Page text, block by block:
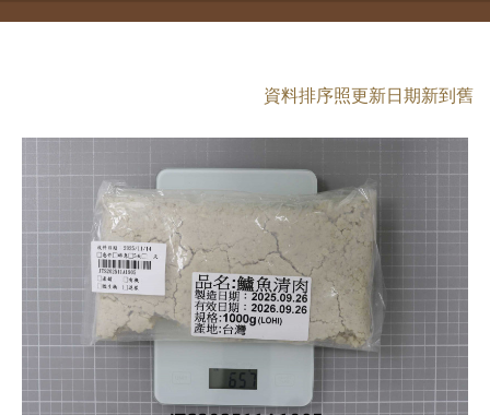
資料排序照更新日期新到舊